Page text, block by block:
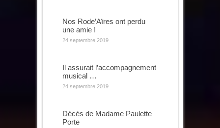
Nos Rode’Aïres ont perdu
une amie !
24 septembre 2019
Il assurait l’accompagnement
musical …
24 septembre 2019
Décès de Madame Paulette
Porte